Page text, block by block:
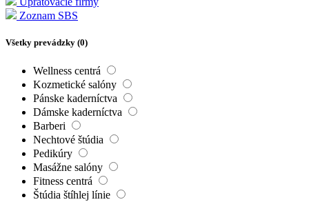
Zoznam SBS
Všetky prevádzky (0)
Wellness centrá
Kozmetické salóny
Pánske kaderníctva
Dámske kaderníctva
Barberi
Nechtové štúdia
Pedikúry
Masážne salóny
Fitness centrá
Štúdia štíhlej línie